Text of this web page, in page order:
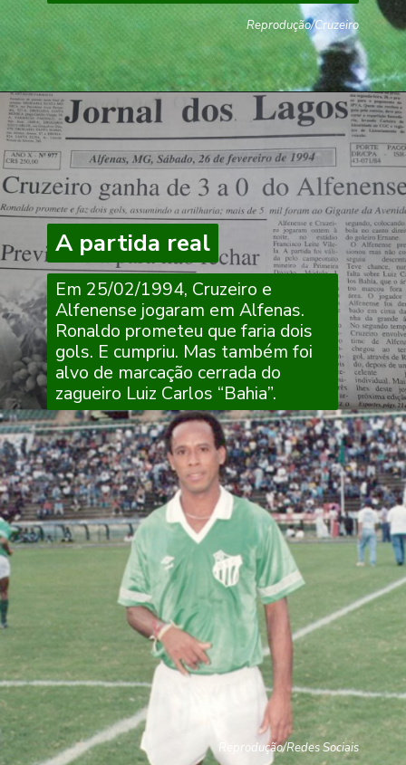
Reprodução/Cruzeiro
A partida real
A partida real
Em 25/02/1994, Cruzeiro e
Alfenense jogaram em Alfenas.
Ronaldo prometeu que faria dois
gols. E cumpriu. Mas também foi
alvo de marcação cerrada do
zagueiro Luiz Carlos “Bahia”.
Reprodução/Redes Sociais